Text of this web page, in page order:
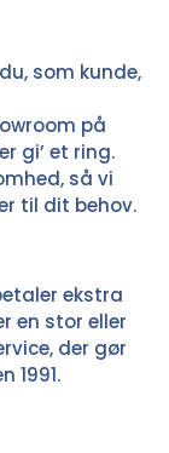
som kunde,
på
gi’ et ring.
så vi
til dit behov.
ekstra
en stor eller
der gør
1991.